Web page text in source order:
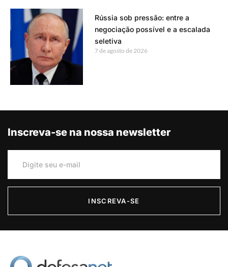
Rússia sob pressão: entre a
negociação possível e a escalada
seletiva
7 de agosto de 2026
Inscreva-se na nossa newsletter
INSCREVA-SE